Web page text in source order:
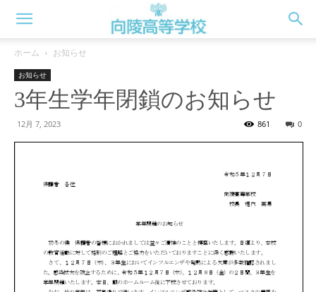
ホーム お知らせ
お知らせ
3年生学年閉鎖のお知らせ
12月 7, 2023 0
861